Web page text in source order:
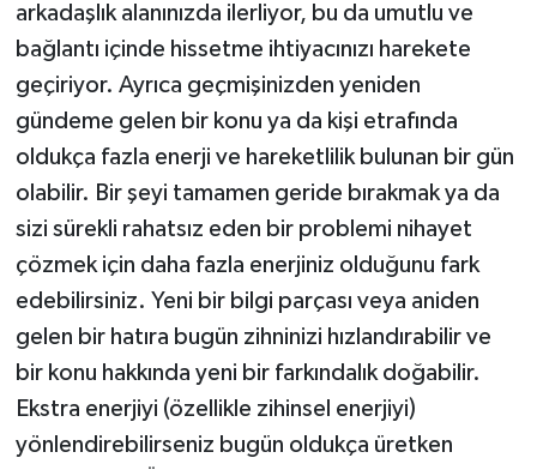
arkadaşlık alanınızda ilerliyor, bu da umutlu ve
bağlantı içinde hissetme ihtiyacınızı harekete
geçiriyor. Ayrıca geçmişinizden yeniden
gündeme gelen bir konu ya da kişi etrafında
oldukça fazla enerji ve hareketlilik bulunan bir gün
olabilir. Bir şeyi tamamen geride bırakmak ya da
sizi sürekli rahatsız eden bir problemi nihayet
çözmek için daha fazla enerjiniz olduğunu fark
edebilirsiniz. Yeni bir bilgi parçası veya aniden
gelen bir hatıra bugün zihninizi hızlandırabilir ve
bir konu hakkında yeni bir farkındalık doğabilir.
Ekstra enerjiyi (özellikle zihinsel enerjiyi)
yönlendirebilirseniz bugün oldukça üretken